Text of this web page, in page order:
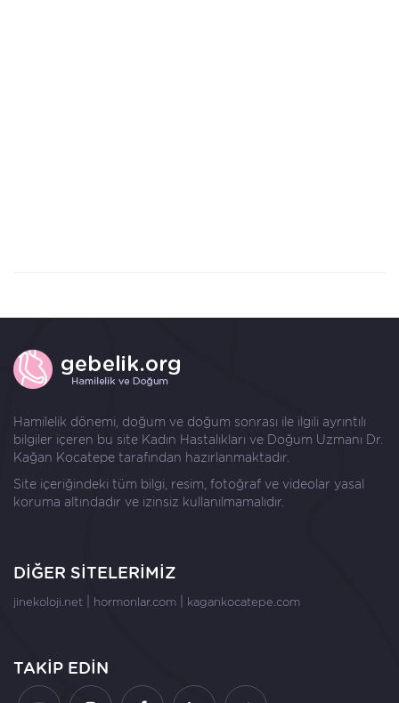
Hamilelik dönemi, doğum ve doğum sonrası ile ilgili ayrıntılı
bilgiler içeren bu site Kadın Hastalıkları ve Doğum Uzmanı Dr.
Kağan Kocatepe tarafından hazırlanmaktadır.
Site içeriğindeki tüm bilgi, resim, fotoğraf ve videolar yasal
koruma altındadır ve izinsiz kullanılmamalıdır.
DİĞER SİTELERİMİZ
jinekoloji.net hormonlar.com kagankocatepe.com
TAKİP EDİN